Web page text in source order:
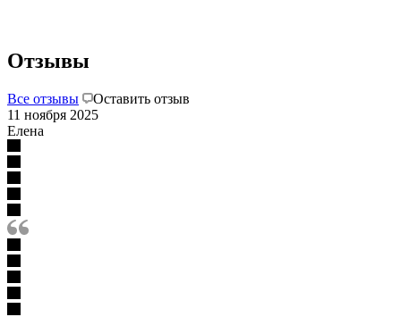
Отзывы
Все отзывы
Оставить отзыв
11 ноября 2025
Елена